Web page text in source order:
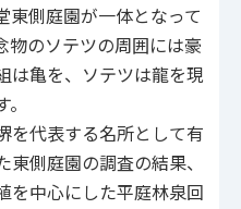
東側庭園が一体となって
物のソテツの周囲には豪
は亀を、ソテツは龍を現
を代表する名所として有
側庭園の調査の結果、
を中心にした平庭林泉回